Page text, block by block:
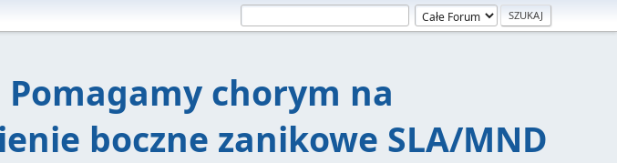
Pomagamy chorym na
boczne zanikowe SLA/MND